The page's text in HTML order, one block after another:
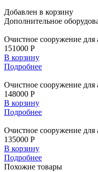
Добавлен в корзину
Дополнительное
Очистное сооружение
151000 Р
В корзину
Подробнее
Очистное сооружение
148000 Р
В корзину
Подробнее
Очистное сооружение
135000 Р
В корзину
Подробнее
Похожие товары